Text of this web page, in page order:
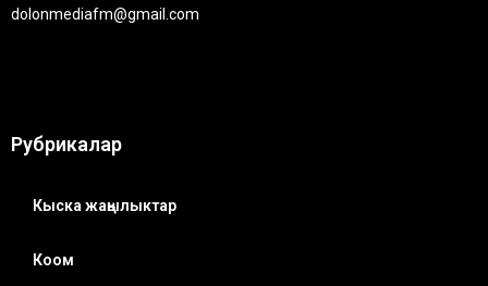
dolonmediafm@gmail.com
Рубрикалар
Кыска жаңылыктар
Коом